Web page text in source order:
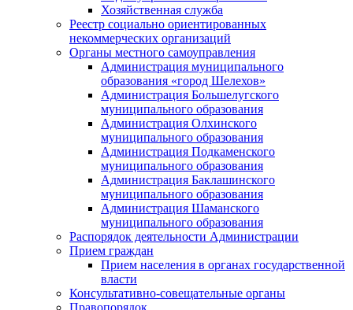
Хозяйственная служба
Реестр социально ориентированных
некоммерческих организаций
Органы местного самоуправления
Администрация муниципального
образования «город Шелехов»
Администрация Большелугского
муниципального образования
Администрация Олхинского
муниципального образования
Администрация Подкаменского
муниципального образования
Администрация Баклашинского
муниципального образования
Администрация Шаманского
муниципального образования
Распорядок деятельности Администрации
Прием граждан
Прием населения в органах государственной
власти
Консультативно-совещательные органы
Правопорядок